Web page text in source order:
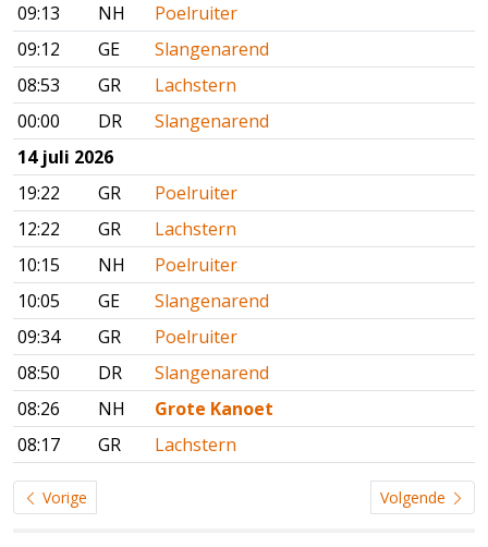
09:13
NH
Poelruiter
09:12
GE
Slangenarend
08:53
GR
Lachstern
00:00
DR
Slangenarend
14 juli 2026
19:22
GR
Poelruiter
12:22
GR
Lachstern
10:15
NH
Poelruiter
10:05
GE
Slangenarend
09:34
GR
Poelruiter
08:50
DR
Slangenarend
08:26
NH
Grote Kanoet
08:17
GR Lachstern
Vorige Volgende